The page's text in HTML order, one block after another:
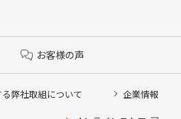
お客様の声
弊社取組について 企業情報